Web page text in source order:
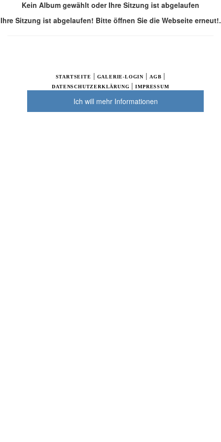
Kein Album gewählt oder Ihre Sitzung ist abgelaufen
Ihre Sitzung ist abgelaufen! Bitte öffnen Sie die Webseite erneut!.
STARTSEITE | GALERIE-LOGIN | AGB |
DATENSCHUTZERKLÄRUNG |IMPRESSUM
Ich will mehr Informationen